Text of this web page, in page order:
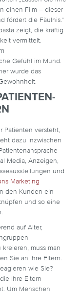
einen Film – dieser
fördert die Fäulnis.“
zeigt, die kräftig
vermittelt.
Gefühl im Mund.
wurde das
Patienten versteht,
dazu inzwischen
Media, Anzeigen,
und
Marketing
den Kunden ein
und so eine
auf Alter,
muss man
Sie an Ihre Eltern.
wie Sie?
Ihre Eltern
Um Menschen